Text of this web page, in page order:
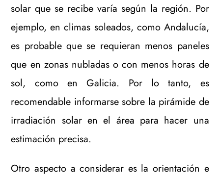
solar que se recibe varía según la región. Por
ejemplo, en climas soleados, como Andalucía,
es probable que se requieran menos paneles
que en zonas nubladas o con menos horas de
sol, como en Galicia. Por lo tanto, es
recomendable informarse sobre la pirámide de
irradiación solar en el área para hacer una
estimación precisa.
Otro aspecto a considerar es la orientación e